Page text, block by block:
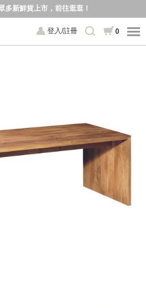
多新鮮貨上市，前往逛逛！
登入/註冊 0